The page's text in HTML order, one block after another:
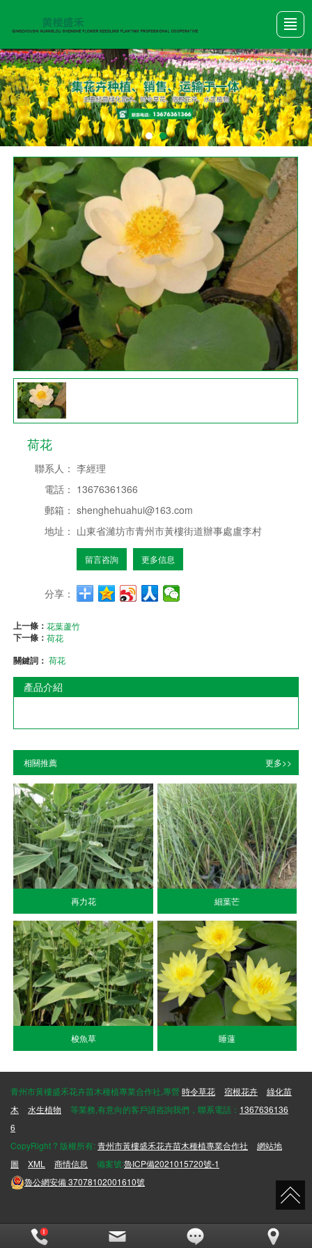
首頁 產品展示 關于我們 新聞動態 公司圖冊 行業資訊 聯系我們
荷花
聯系人： 李經理
電話： 13676361366
郵箱： shenghehuahui@163.com
地址： 山東省濰坊市青州市黃樓街道辦事處盧李村
留言咨詢 更多信息
分享：
上一條：花葉蘆竹
下一條：荷花
關鍵詞：荷花
產品介紹
相關推薦 更多>>
再力花 細葉芒
梭魚草 睡蓮
青州市黃樓盛禾花卉苗木種植專業合作社,專營時令草花 宿根花卉
綠化苗
木
水生植物 等業務,有意向的客戶請咨詢我們，聯系電話： 1367636136
6
CopyRight ? 版權所有:青州市黃樓盛禾花卉苗木種植專業合作社
網站地
圖
XML 商情信息 備案號:魯ICP備2021015720號-1
魯公網安備37078102001610號